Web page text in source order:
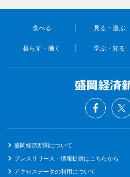
食べる 見る・遊ぶ
暮らす・働く 学ぶ・知る
盛岡経済新聞について
プレスリリース・情報提供はこちらから
アクセスデータの利用について